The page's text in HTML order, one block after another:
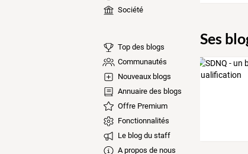
Société
Top des blogs
Communautés
Nouveaux blogs
Annuaire des blogs
Offre Premium
Fonctionnalités
Le blog du staff
A propos de nous
Ses